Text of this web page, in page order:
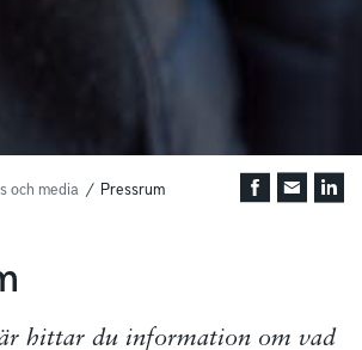
och media / Pressrum
hittar du information om vad